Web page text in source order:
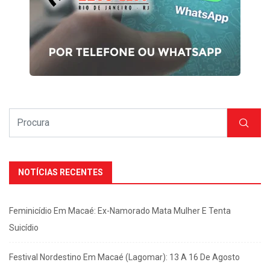
NOTÍCIAS RECENTES
Feminicídio Em Macaé: Ex-Namorado Mata Mulher E Tenta
Suicídio
Festival Nordestino Em Macaé (Lagomar): 13 A 16 De Agosto